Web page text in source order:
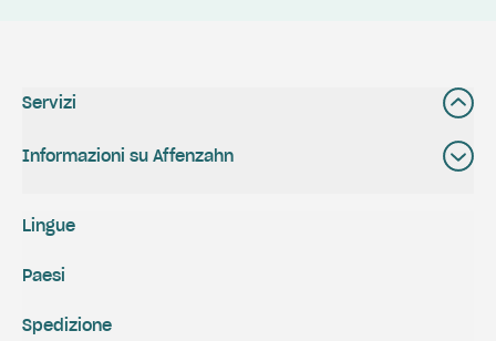
Servizi
Informazioni su Affenzahn
Spedizione
Lingue
Paesi